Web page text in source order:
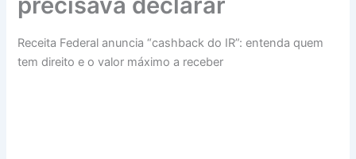
Receita Federal anuncia “cashback do IR”: entenda quem
tem direito e o valor máximo a receber